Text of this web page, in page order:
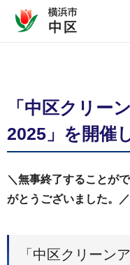
「中区クリー
2025」を開催
＼無事終了することが
がとうございました。／
「中区クリーン